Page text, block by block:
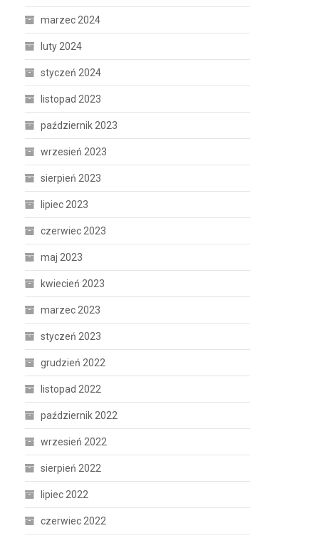
marzec 2024
luty 2024
styczeń 2024
listopad 2023
październik 2023
wrzesień 2023
sierpień 2023
lipiec 2023
czerwiec 2023
maj 2023
kwiecień 2023
marzec 2023
styczeń 2023
grudzień 2022
listopad 2022
październik 2022
wrzesień 2022
sierpień 2022
lipiec 2022
czerwiec 2022